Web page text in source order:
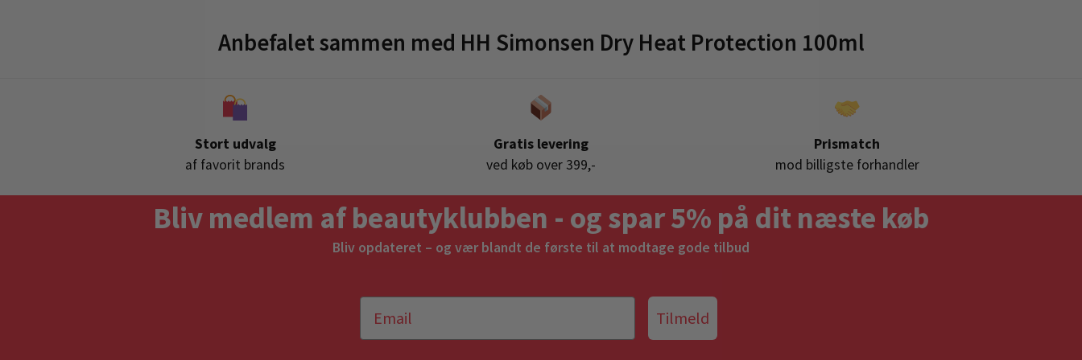
Anbefalet sammen med HH Simonsen Dry Heat Protection 100ml
Stort udvalg
af favorit brands
Gratis levering
ved køb over 399,-
Prismatch
mod billigste forhandler
Bliv medlem af beautyklubben - og spar 5% på dit næste køb
Bliv opdateret – og vær blandt de første til at modtage gode tilbud
Tilmeld